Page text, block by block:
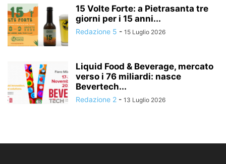
15 Volte Forte: a Pietrasanta tre
giorni per i 15 anni...
Redazione 5 - 15 Luglio 2026
Liquid Food & Beverage, mercato
verso i 76 miliardi: nasce
Bevertech...
Redazione 2 - 13 Luglio 2026